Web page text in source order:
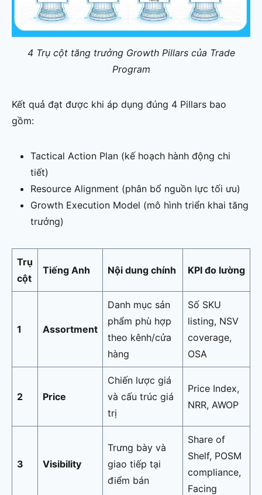
4 Trụ cột tăng trưởng Growth Pillars của Trade
Program
Kết quả đạt được khi áp dụng đúng 4 Pillars bao
gồm:
Tactical Action Plan (kế hoạch hành động chi
tiết)
Resource Alignment (phân bổ nguồn lực tối ưu)
Growth Execution Model (mô hình triển khai tăng
trưởng)
Trụ
cột
Tiếng Anh Nội dung chính KPI đo lường
1 Assortment
Danh mục sản
phẩm phù hợp
theo kênh/cửa
hàng
Số SKU
listing, NSV
coverage,
OSA
2 Price
Chiến lược giá
và cấu trúc giá
trị
Price Index,
NRR, AWOP
3 Visibility
Trưng bày và
giao tiếp tại
điểm bán
Share of
Shelf, POSM
compliance,
Facing